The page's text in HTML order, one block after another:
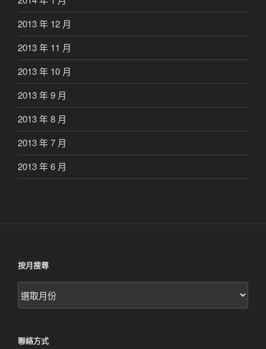
2013 年 12 月
2013 年 11 月
2013 年 10 月
2013 年 9 月
2013 年 8 月
2013 年 7 月
2013 年 6 月
按月搜尋
按
月
聯絡方式